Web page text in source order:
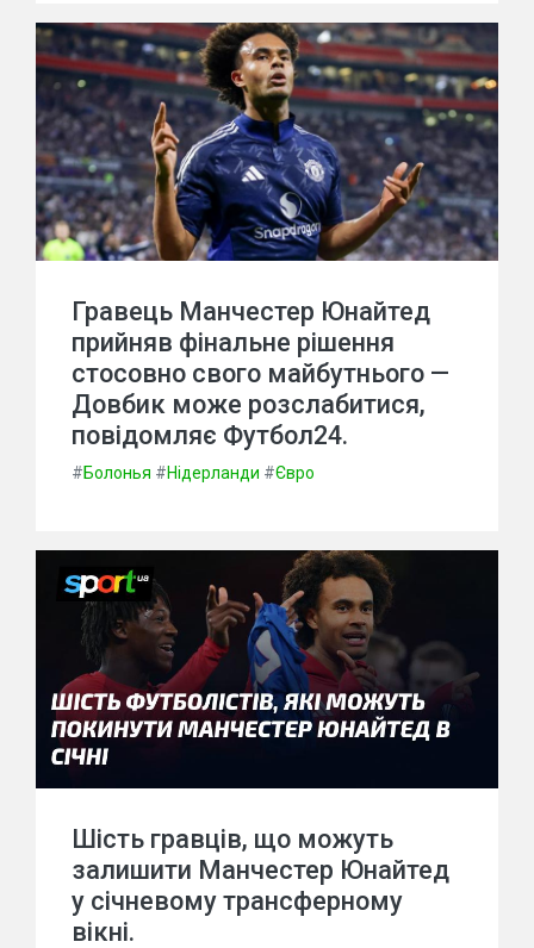
Гравець Манчестер Юнайтед
прийняв фінальне рішення
стосовно свого майбутнього —
Довбик може розслабитися,
повідомляє Футбол24.
#Болонья #Нідерланди #Євро
Шість гравців, що можуть
залишити Манчестер Юнайтед
у січневому трансферному
вікні.